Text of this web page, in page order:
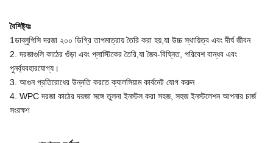
বৈশিষ্ট্যঃ
1ডাব্লুপিসি দরজা ২০০ ডিগ্রি তাপমাত্রায় তৈরি করা হয়,যা উচ্চ স্থায়িত্ব এবং দীর্ঘ জীবন
2. দরজাগুলি কাঠের গুঁড়া এবং প্লাস্টিকের তৈরি,যা জৈব-বিঘ্নিত, পরিবেশ বান্ধব এবং
পুনর্ব্যবহারযোগ্য।
3. আগুন প্রতিরোধের উন্নতি করতে ক্যালসিয়াম কার্বনেট যোগ করুন
4. WPC দরজা কাঠের দরজা সঙ্গে তুলনা ইনস্টল করা সহজ, সহজ ইনস্টলেশন আপনার চার্জ
সংরক্ষণ